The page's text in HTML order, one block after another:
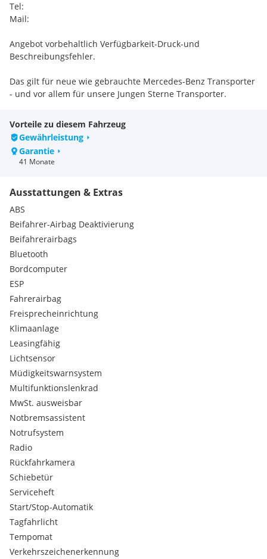
Tel:
Mail:
Angebot vorbehaltlich Verfügbarkeit-Druck-und
Beschreibungsfehler.
Das gilt für neue wie gebrauchte Mercedes-Benz Transporter
- und vor allem für unsere Jungen Sterne Transporter.
Junge Sterne Transporter: Nicht älter als sechs Jahre und
nicht mehr als 160.000 km Laufleistung, kombiniert mit dem
guten Gefühl, einen Mercedes zu fahren.
- 12 Monate Mobilitätsgarantie
- Finanzierung & Versicherung
- Probefahrt innerhalb von 24 Stunden
- 10 Tage Umtausc
Extras:
MWST Ausweisbar
Junge Sterne Garantie
Attention Assist
Verkehrszeichenassistent
Multifunktionslenkrad
Rückfahrkamera
Müdigkeitswarnsystem
Spurwechselwarnung
Schiebetür
Bluetooth
Tempomat
Aktiver Spurhalte-Assistent
PARKTRONIC inkl. Parkführung
Elektronisches Stabilitätsprogramm
Bordcomputer
Klimaanlage
Bremsassistent
Dab Tuner
Eco Start-Stop Funktion
Wegfahrsperre
Beifahrer Airbag
Radio
Einparkhilfe
Vorteile zu diesem Fahrzeug
Gewährleistung
Garantie
41 Monate
Ausstattungen & Extras
ABS
Beifahrer-Airbag Deaktivierung
Beifahrerairbags
Bluetooth
Bordcomputer
ESP
Fahrerairbag
Freisprecheinrichtung
Klimaanlage
Leasingfähig
Lichtsensor
Müdigkeitswarnsystem
Multifunktionslenkrad
MwSt. ausweisbar
Notbremsassistent
Notrufsystem
Radio
Rückfahrkamera
Schiebetür
Serviceheft
Start/Stop-Automatik
Tagfahrlicht
Tempomat
Verkehrszeichenerkennung